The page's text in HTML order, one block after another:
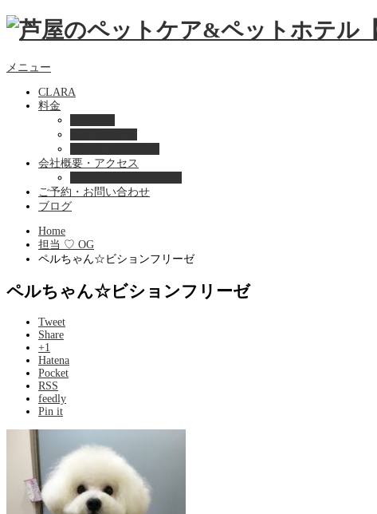
メニュー
CLARA
料金
会社概要・アクセス
ご予約・お問い合わせ
ブログ
Home
担当 ♡ OG
ペルちゃん☆ビションフリーゼ
ペルちゃん☆ビションフリーゼ
Tweet
Share
+1
Hatena
Pocket
RSS
feedly
Pin it